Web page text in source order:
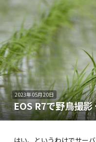
2023年05月20日
EOS R7で野鳥撮影